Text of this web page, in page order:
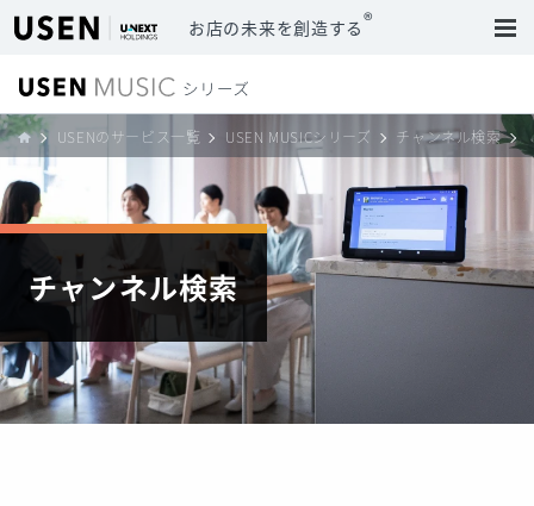
お店の未来を創造する®
USENのサービス一覧 USEN MUSICシリーズ チャンネル検索
チャンネル検索